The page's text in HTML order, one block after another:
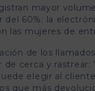
mayor
60%; la
las mujeres de
de los
de cerca y
elegir al
que más